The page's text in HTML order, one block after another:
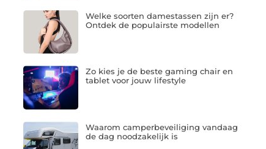
Welke soorten damestassen zijn er?
Ontdek de populairste modellen
Zo kies je de beste gaming chair en
tablet voor jouw lifestyle
Waarom camperbeveiliging vandaag
de dag noodzakelijk is